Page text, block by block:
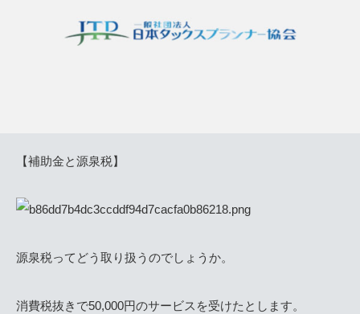
【補助金と源泉税】
源泉税ってどう取り扱うのでしょうか。
消費税抜きで50,000円のサービスを受けたとします。